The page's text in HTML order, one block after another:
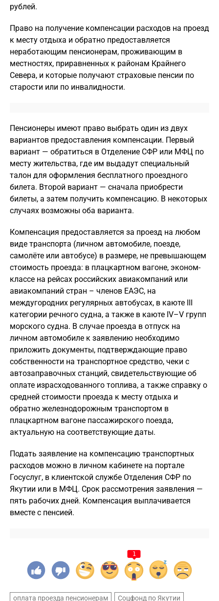
рублей.
Право на получение компенсации расходов на проезд
к месту отдыха и обратно предоставляется
неработающим пенсионерам, проживающим в
местностях, приравненных к районам Крайнего
Севера, и которые получают страховые пенсии по
старости или по инвалидности.
Пенсионеры имеют право выбрать один из двух
вариантов предоставления компенсации. Первый
вариант — обратиться в Отделение СФР или МФЦ по
месту жительства, где им выдадут специальный
талон для оформления бесплатного проездного
билета. Второй вариант — сначала приобрести
билеты, а затем получить компенсацию. В некоторых
случаях возможны оба варианта.
Компенсация предоставляется за проезд на любом
виде транспорта (личном автомобиле, поезде,
самолёте или автобусе) в размере, не превышающем
стоимость проезда: в плацкартном вагоне, эконом-
классе на рейсах российских авиакомпаний или
авиакомпаний стран – членов ЕАЭС, на
междугородних регулярных автобусах, в каюте III
категории речного судна, а также в каюте IV–V групп
морского судна. В случае проезда в отпуск на
личном автомобиле к заявлению необходимо
приложить документы, подтверждающие право
собственности на транспортное средство, чеки с
автозаправочных станций, свидетельствующие об
оплате израсходованного топлива, а также справку о
средней стоимости проезда к месту отдыха и
обратно железнодорожным транспортом в
плацкартном вагоне пассажирского поезда,
актуальную на соответствующие даты.
Подать заявление на компенсацию транспортных
расходов можно в личном кабинете на портале
Госуслуг, в клиентской службе Отделения СФР по
Якутии или в МФЦ. Срок рассмотрения заявления —
пять рабочих дней. Компенсация выплачивается
вместе с пенсией.
1
оплата проезда пенсионерам Соцфонд по Якутии